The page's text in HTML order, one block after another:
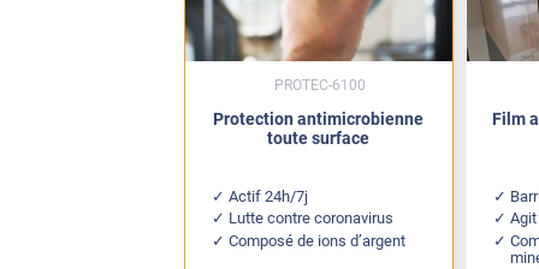
Protection antimicrobienne
toute surface
Actif 24h/7j
Lutte contre coronavirus
Composé de ions d’argent
PROTEC-6100
Film